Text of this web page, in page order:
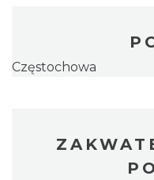
Częstochowa